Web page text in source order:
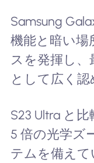
Samsung
機能と暗い場
スを発揮し、
として広く認
S23 Ultra と
5 倍の光学ズ
テムを備えて